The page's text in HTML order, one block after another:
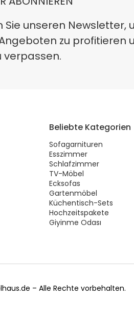
Sie unseren Newsletter,
zu profitieren
verpassen.
Beliebte Kategorien
Sofagarnituren
Esszimmer
Schlafzimmer
TV-Möbel
Ecksofas
Gartenmöbel
Küchentisch-Sets
Hochzeitspakete
Giyinme Odası
– Alle Rechte vorbehalten.